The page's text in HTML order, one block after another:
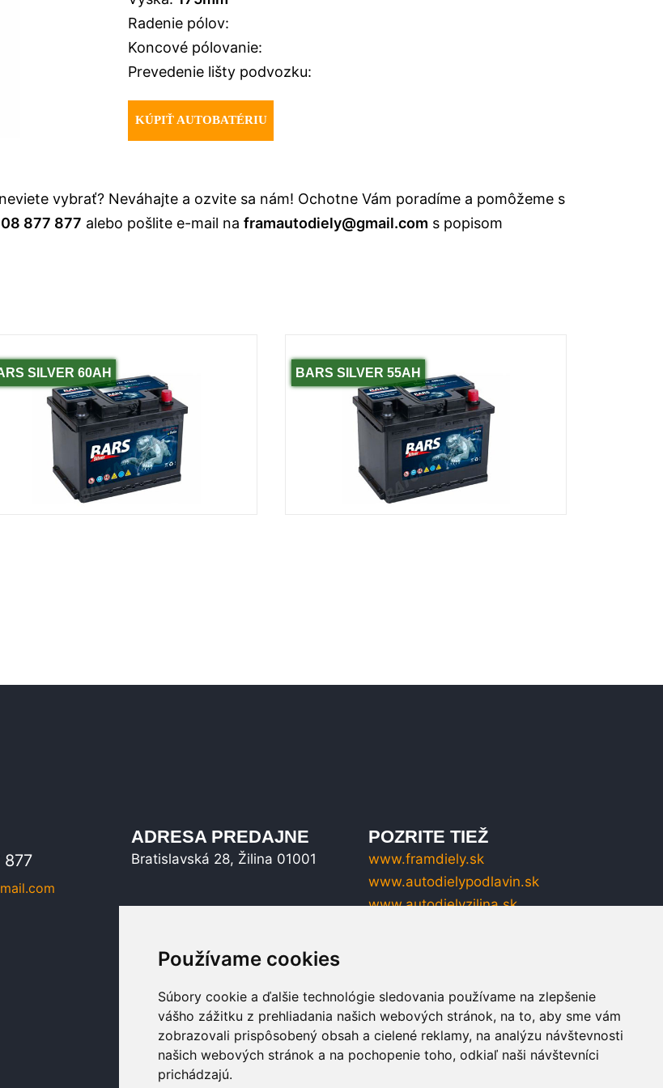
Používame cookies
Súbory cookie a ďalšie technológie sledovania používame na zlepšenie
vášho zážitku z prehliadania našich webových stránok, na to, aby sme vám
zobrazovali prispôsobený obsah a cielené reklamy, na analýzu návštevnosti
našich webových stránok a na pochopenie toho, odkiaľ naši návštevníci
prichádzajú.
Radenie pólov:
Koncové pólovanie:
Prevedenie lišty podvozku:
KÚPIŤ AUTOBATÉRIU
vybrať? Neváhajte a ozvite sa nám! Ochotne Vám poradíme a pomôžeme s
877 877 alebo pošlite e-mail na framautodiely@gmail.com s popisom
SILVER 60AH BARS SILVER 55AH
877
ADRESA PREDAJNE
Bratislavská 28, Žilina 01001
POZRITE TIEŽ
www.framdiely.sk
www.autodielypodlavin.sk
www.autodielyzilina.sk